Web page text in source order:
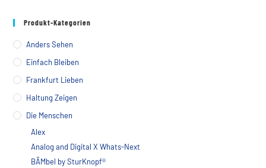
Produkt-Kategorien
Anders Sehen
Einfach Bleiben
Frankfurt Lieben
Haltung Zeigen
Die Menschen
Alex
Analog and Digital X Whats-Next
BÄMbel by SturKnopf®